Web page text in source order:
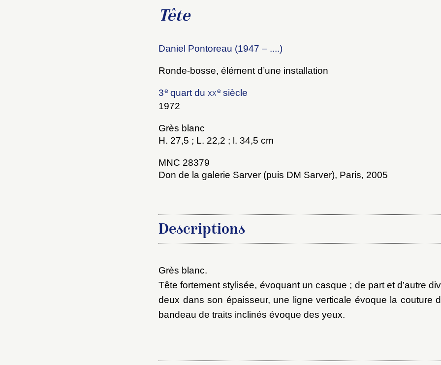
Tête
Daniel Pontoreau (1947 – ....)
Ronde-bosse, élément d’une installation
3equart du xxesiècle
1972
Grès blanc
H. 27,5 ; L. 22,2 ; l. 34,5 cm
MNC 28379
Don de la galerie Sarver (puis DM Sarver), Paris, 2005
Descriptions
Grès blanc.
Tête fortement stylisée, évoquant un casque ; de part et d’autre
deux dans son épaisseur, une ligne verticale évoque la couture
bandeau de traits inclinés évoque des yeux.
Valider
Nouveau dossier
Courriel
Vous n'êtes pas encore inscrit ?